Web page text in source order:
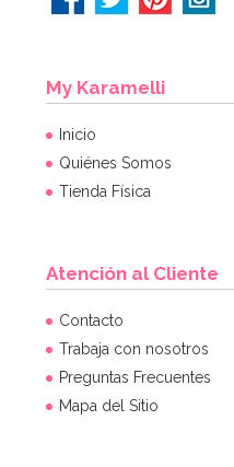
My Karamelli
Inicio
Quiénes Somos
Tienda Física
Atención al Cliente
Contacto
Trabaja con nosotros
Preguntas Frecuentes
Mapa del Sitio